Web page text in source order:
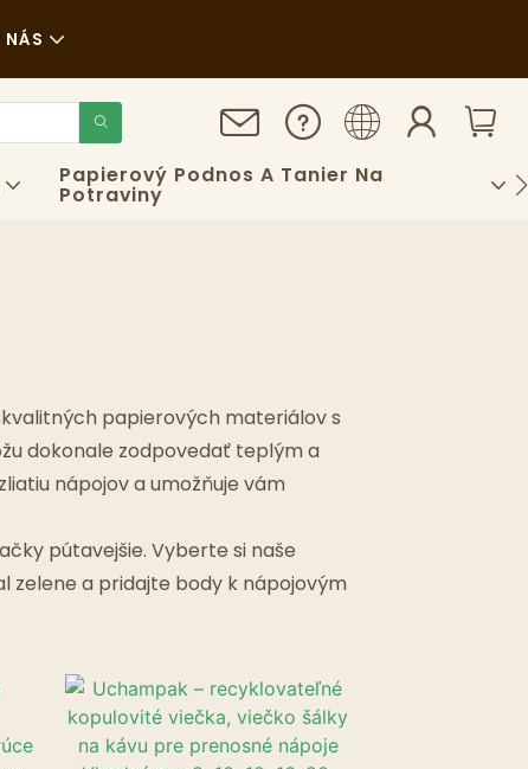
NÁS
Papierový Podnos A Tanier Na
Potraviny
papierových materiálov s
dokonale zodpovedať teplým a
nápojov a umožňuje vám
pútavejšie. Vyberte si naše
zelene a pridajte body k nápojovým